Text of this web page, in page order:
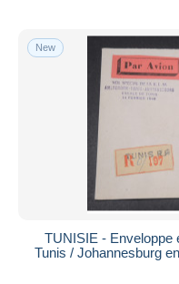
New
TUNISIE - Enveloppe
Tunis / Johannesburg